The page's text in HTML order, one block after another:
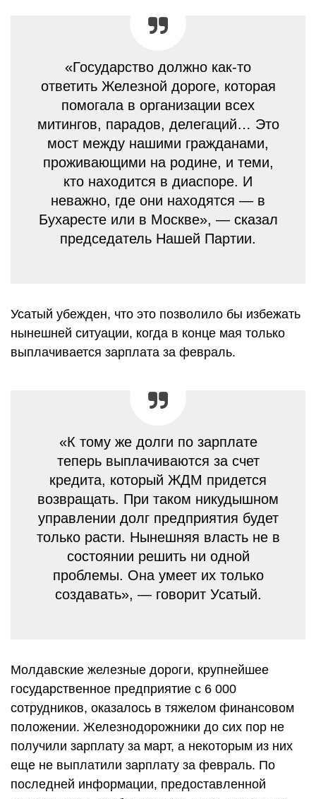
«Государство должно как-то
ответить Железной дороге, которая
помогала в организации всех
митингов, парадов, делегаций… Это
мост между нашими гражданами,
проживающими на родине, и теми,
кто находится в диаспоре. И
неважно, где они находятся — в
Бухаресте или в Москве», — сказал
председатель Нашей Партии.
Усатый убежден, что это позволило бы избежать
нынешней ситуации, когда в конце мая только
выплачивается зарплата за февраль.
«К тому же долги по зарплате
теперь выплачиваются за счет
кредита, который ЖДМ придется
возвращать. При таком никудышном
управлении долг предприятия будет
только расти. Нынешняя власть не в
состоянии решить ни одной
проблемы. Она умеет их только
создавать», — говорит Усатый.
Молдавские железные дороги, крупнейшее
государственное предприятие с 6 000
сотрудников, оказалось в тяжелом финансовом
положении. Железнодорожники до сих пор не
получили зарплату за март, а некоторым из них
еще не выплатили зарплату за февраль. По
последней информации, предоставленной